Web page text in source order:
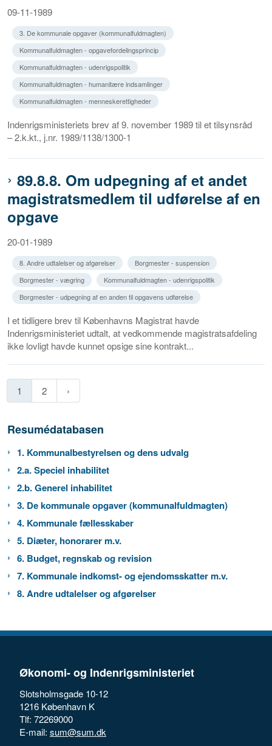
09-11-1989
3. De kommunale opgaver (kommunalfuldmagten)
Kommunalfuldmagten - opgavefordelingsprincip
Kommunalfuldmagten - udenrigspolitik
Kommunalfuldmagten - humanitære indsamlinger
Kommunalfuldmagten - menneskerettigheder
Indenrigsministeriets brev af 9. november 1989 til et tilsynsråd
– 2.k.kt., j.nr. 1989/1138/1300-1
89.8.8. Om udpegning af et andet
magistratsmedlem til udførelse af en
opgave
20-01-1989
8. Andre udtalelser og afgørelser
Borgmester - suspension
Borgmester - vægring
Kommunalfuldmagten - udenrigspolitik
Borgmester - udpegning af en anden til opgavens udførelse
I et tidligere brev til Københavns Magistrat havde
Indenrigsministeriet udtalt, at vedkommende magistratsafdeling
ikke lovligt havde kunnet opsige sine kontrakt...
1 2
Resumédatabasen
1. Kommunalbestyrelsen og dens udvalg
2.a. Speciel inhabilitet
2.b. Generel inhabilitet
3. De kommunale opgaver (kommunalfuldmagten)
4. Kommunale fællesskaber
5. Diæter, honorarer m.v.
6. Budget, regnskab og revision
7. Kommunale indkomst- og ejendomsskatter m.v.
8. Andre udtalelser og afgørelser
Økonomi- og Indenrigsministeriet
Slotsholmsgade 10-12
1216 København K
Tlf: 72269000
E-mail: sum@sum.dk